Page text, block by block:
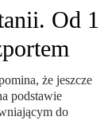
Od 1
że jeszcze
podstawie
do